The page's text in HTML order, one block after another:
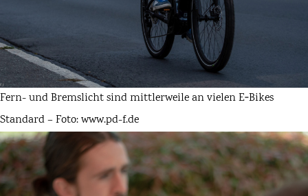
Fern- und Bremslicht sind mittlerweile an vielen E‑Bikes
Standard – Foto: www.pd-f.de